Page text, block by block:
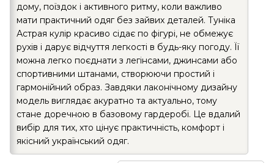
дому, поїздок і активного ритму, коли важливо
мати практичний одяг без зайвих деталей. Туніка
Астрая кулір красиво сідає по фігурі, не обмежує
рухів і дарує відчуття легкості в будь-яку погоду. Її
можна легко поєднати з легінсами, джинсами або
спортивними штанами, створюючи простий і
гармонійний образ. Завдяки лаконічному дизайну
модель виглядає акуратно та актуально, тому
стане доречною в базовому гардеробі. Це вдалий
вибір для тих, хто цінує практичність, комфорт і
якісний український одяг.